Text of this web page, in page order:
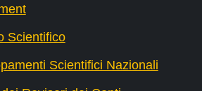
Scientifico
Scientifici Nazionali